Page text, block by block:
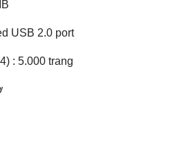
USB 2.0 port
: 5.000 trang